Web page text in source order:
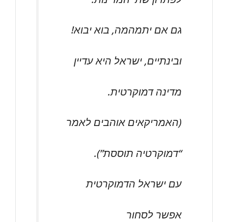
גם אם יתמהמה, בוא יבוא!
ובינתיים, ישראל היא עדיין
מדינה דמוקרטית.
(האמריקאים אוהבים לאמר
“דמוקרטיה תוססת”).
עם ישראל הדמוקרטית
אפשר לסחור